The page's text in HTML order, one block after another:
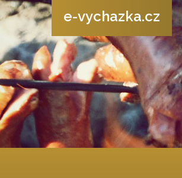
e-vychazka.cz